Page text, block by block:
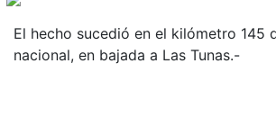
El hecho sucedió en el kilómetro 145
nacional, en bajada a Las Tunas.-